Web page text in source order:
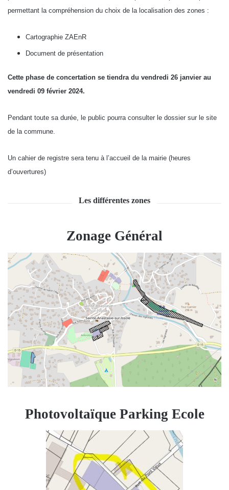
permettant la compréhension du choix de la localisation des zones :
Cartographie ZAEnR
Document de présentation
Cette phase de concertation se tiendra du vendredi 26 janvier au
vendredi 09 février 2024.
Pendant toute sa durée, le public pourra consulter le dossier sur le site
de la commune.
Un cahier de registre sera tenu à l’accueil de la mairie (heures
d’ouvertures)
Les différentes zones
Zonage Général
Photovoltaïque Parking Ecole